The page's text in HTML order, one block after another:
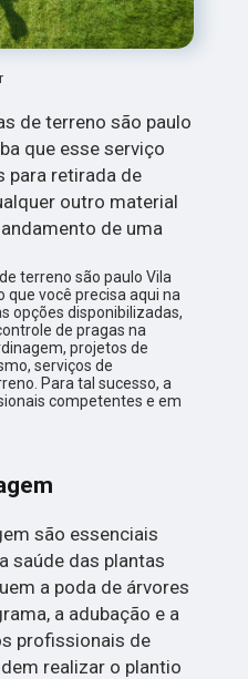
de terreno são paulo
que esse serviço
para retirada de
outro material
de uma
terreno são paulo Vila
que você precisa aqui na
opções disponibilizadas,
de pragas na
projetos de
serviços de
Para tal sucesso, a
competentes e em
são essenciais
saúde das plantas
a poda de árvores
a adubação e a
profissionais de
realizar o plantio